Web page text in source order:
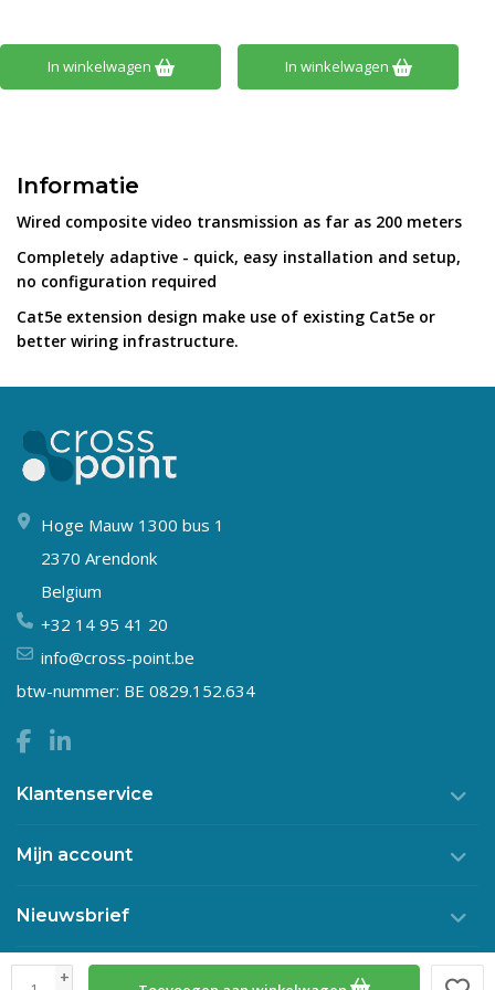
+
In winkelwagen In winkelwagen
Informatie
Wired composite video transmission as far as 200 meters
Completely adaptive - quick, easy installation and setup,
no configuration required
Cat5e extension design make use of existing Cat5e or
better wiring infrastructure.
Hoge Mauw 1300 bus 1
2370 Arendonk
Belgium
+32 14 95 41 20
info@cross-point.be
btw-nummer: BE 0829.152.634
Klantenservice
Mijn account
Nieuwsbrief